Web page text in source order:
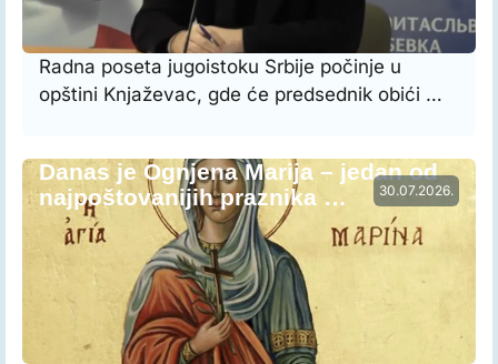
Radna poseta jugoistoku Srbije počinje u
opštini Knjaževac, gde će predsednik obići …
30.07.2026.
Danas je Ognjena Marija – jedan od
najpoštovanijih praznika …